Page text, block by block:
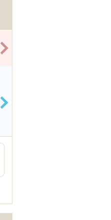
>